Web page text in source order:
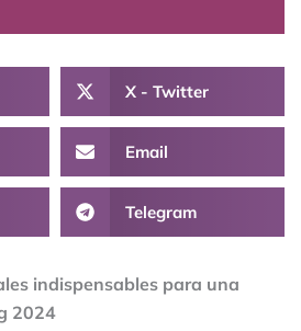
X - Twitter
Email
Telegram
indispensables para una
2024